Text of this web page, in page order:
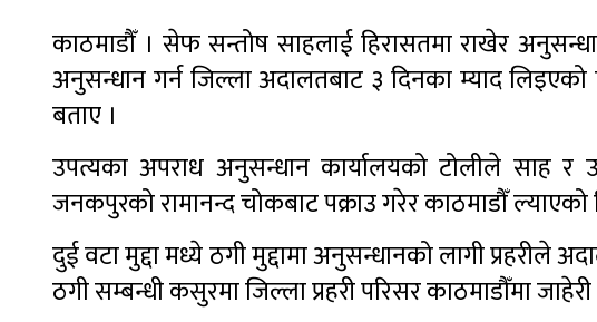
काठमाडौँ । सेफ सन्तोष साहलाई हिरासतमा राखेर
अनुसन्धान गर्न जिल्ला अदालतबाट ३ दिनका म्याद लिइएको
बताए ।
उपत्यका अपराध अनुसन्धान कार्यालयको टोलीले साह र
जनकपुरको रामानन्द चोकबाट पक्राउ गरेर काठमाडौँ ल्याएको
दुई वटा मुद्दा मध्ये ठगी मुद्दामा अनुसन्धानको लागी प्रहरीले
ठगी सम्बन्धी कसुरमा जिल्ला प्रहरी परिसर काठमाडौँमा जाहेरी